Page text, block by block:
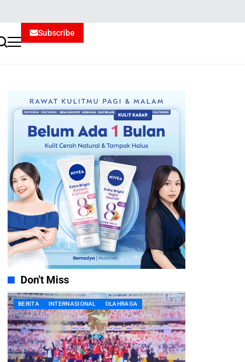
Subscribe
Don't Miss
BERITA INTERNASIONAL OLAHRAGA